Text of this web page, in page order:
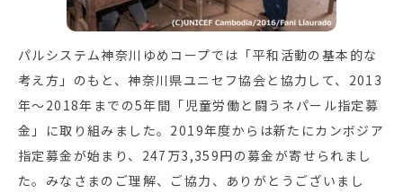
パルシステム神奈川ゆめコープでは「平和活動の基本的な
考え方」のもと、神奈川県ユニセフ協会と協力して、2013
年～2018年までの5年間「児童労働と闘うネパール指定募
金」に取り組みました。2019年度からは新たにカンボジア
指定募金が始まり、247万3,359円の募金が寄せられまし
た。みなさまのご理解、ご協力、ありがとうございまし